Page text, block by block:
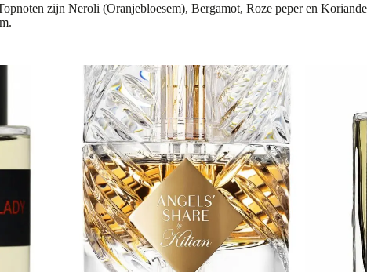
zijn Neroli (Oranjebloesem), Bergamot, Roze peper en